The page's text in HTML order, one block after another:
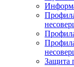
Защита